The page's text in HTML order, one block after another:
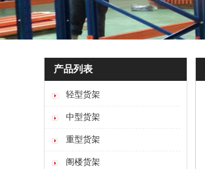
产品列表
轻型货架
中型货架
重型货架
阁楼货架